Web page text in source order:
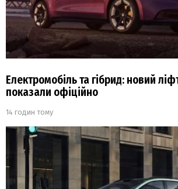
Електромобіль та гібрид: новий
показали офіційно
14 годин тому